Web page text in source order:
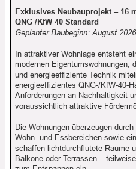
Exklusives Neubauprojekt – 16
QNG-/KfW-40-Standard
Geplanter Baubeginn: August
In attraktiver Wohnlage entsteht
modernen
und energieeffiziente Technik
energieeffizientes QNG-/KfW-40-
Anforderungen an Nachhaltigkeit
voraussichtlich attraktive
Die Wohnungen überzeugen
Wohn- und Essbereichen sowie
schaffen lichtdurchflutete Räume
Balkone oder Terrassen –